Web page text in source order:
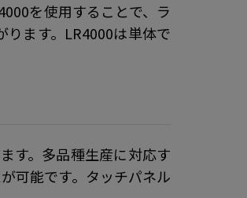
を使用することで、ラ
ます。LR4000は単体で
す。多品種生産に対応す
可能です。タッチパネル